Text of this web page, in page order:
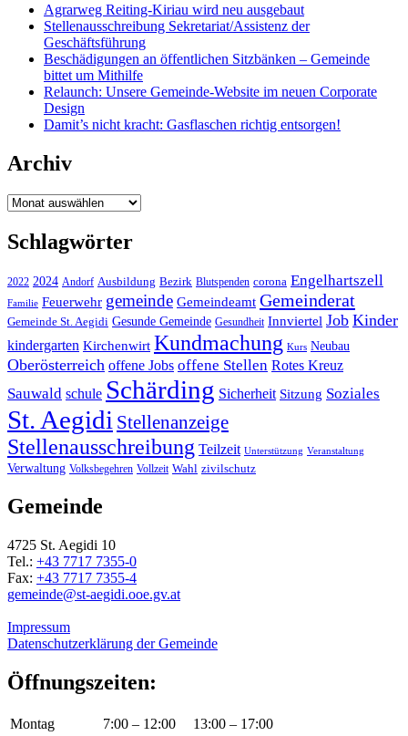
Agrarweg Reiting-Kiriau wird neu ausgebaut
Stellenausschreibung Sekretariat/Assistenz der
Geschäftsführung
Beschädigungen an öffentlichen Sitzbänken – Gemeinde
bittet um Mithilfe
Relaunch: Unsere Gemeinde-Website im neuen Corporate
Design
Damit’s nicht kracht: Gasflaschen richtig entsorgen!
Archiv
Archiv
Schlagwörter
2022 2024 Andorf Ausbildung Bezirk Blutspenden corona Engelhartszell
Familie Feuerwehr gemeinde Gemeindeamt Gemeinderat
Gemeinde St. Aegidi Gesunde Gemeinde Gesundheit Innviertel Job Kinder
kindergarten Kirchenwirt Kundmachung Kurs Neubau
Oberösterreich offene Jobs offene Stellen Rotes Kreuz
Sauwald schule Schärding Sicherheit Sitzung Soziales
St. Aegidi Stellenanzeige
Stellenausschreibung Teilzeit Unterstützung Veranstaltung
Verwaltung Volksbegehren Vollzeit Wahl zivilschutz
Gemeinde
4725 St. Aegidi 10
Tel.: +43 7717 7355-0
Fax: +43 7717 7355-4
gemeinde@st-aegidi.ooe.gv.at
Impressum
Datenschutzerklärung der Gemeinde
Öffnungszeiten:
Montag 7:00 – 12:00 13:00 – 17:00